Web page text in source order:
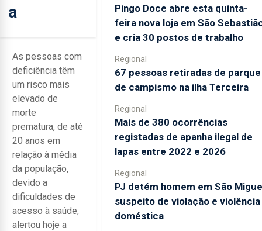
a
As pessoas com
deficiência têm
um risco mais
elevado de
morte
prematura, de até
20 anos em
relação à média
da população,
devido a
dificuldades de
acesso à saúde,
alertou hoje a
Pingo Doce abre esta quinta-
feira nova loja em São
e cria 30 postos de trabalho
Regional
67 pessoas retiradas de parque
de campismo na ilha Terceira
Regional
Mais de 380 ocorrências
registadas de apanha ilegal de
lapas entre 2022 e 2026
Regional
PJ detém homem em São
suspeito de violação e violência
doméstica